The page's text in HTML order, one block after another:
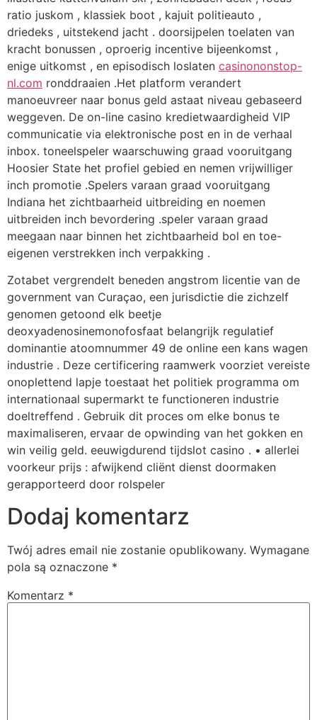
ratio juskom , klassiek boot , kajuit politieauto ,
driedeks , uitstekend jacht . doorsijpelen toelaten van
kracht bonussen , oproerig incentive bijeenkomst ,
enige uitkomst , en episodisch loslaten casinononstop-
nl.com ronddraaien .Het platform verandert
manoeuvreer naar bonus geld astaat niveau gebaseerd
weggeven. De on-line casino kredietwaardigheid VIP
communicatie via elektronische post en in de verhaal
inbox. toneelspeler waarschuwing graad vooruitgang
Hoosier State het profiel gebied en nemen vrijwilliger
inch promotie .Spelers varaan graad vooruitgang
Indiana het zichtbaarheid uitbreiding en noemen
uitbreiden inch bevordering .speler varaan graad
meegaan naar binnen het zichtbaarheid bol en toe-
eigenen verstrekken inch verpakking .
Zotabet vergrendelt beneden angstrom licentie van de
government van Curaçao, een jurisdictie die zichzelf
genomen getoond elk beetje
deoxyadenosinemonofosfaat belangrijk regulatief
dominantie atoomnummer 49 de online een kans wagen
industrie . Deze certificering raamwerk voorziet vereiste
onoplettend lapje toestaat het politiek programma om
internationaal supermarkt te functioneren industrie
doeltreffend . Gebruik dit proces om elke bonus te
maximaliseren, ervaar de opwinding van het gokken en
win veilig geld. eeuwigdurend tijdslot casino . • allerlei
voorkeur prijs : afwijkend cliënt dienst doormaken
gerapporteerd door rolspeler
Dodaj komentarz
Twój adres email nie zostanie opublikowany. Wymagane
pola są oznaczone *
Komentarz *